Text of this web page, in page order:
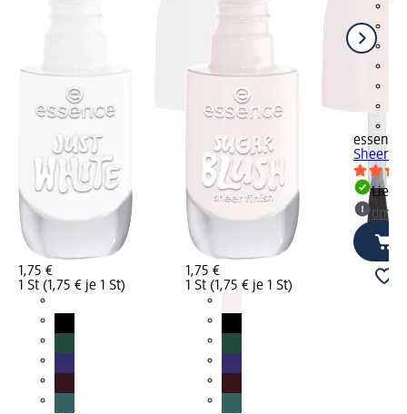
1,75 €
1 St (1,75 € je 1 St)
1,75 €
1 St (1,75 € je 1 St)
essence
Sheer
dm